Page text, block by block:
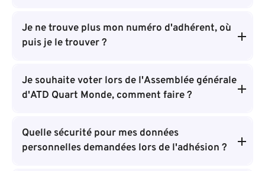
Je ne trouve plus mon numéro d'adhérent, où
puis je le trouver ?
Je souhaite voter lors de l'Assemblée générale
d'ATD Quart Monde, comment faire ?
Quelle sécurité pour mes données
personnelles demandées lors de l'adhésion ?